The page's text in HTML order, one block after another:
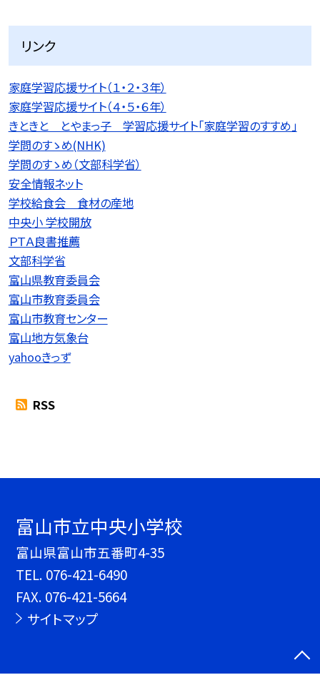
リンク
家庭学習応援サイト（１・２・３年）
家庭学習応援サイト（４・５・６年）
きときと とやまっ子 学習応援サイト「家庭学習のすすめ」
学問のすゝめ(NHK)
学問のすゝめ（文部科学省）
安全情報ネット
学校給食会 食材の産地
中央小 学校開放
ＰＴＡ良書推薦
文部科学省
富山県教育委員会
富山市教育委員会
富山市教育センター
富山地方気象台
yahooきっず
RSS
富山市立中央小学校
富山県富山市五番町4-35
TEL. 076-421-6490
FAX. 076-421-5664
サイトマップ